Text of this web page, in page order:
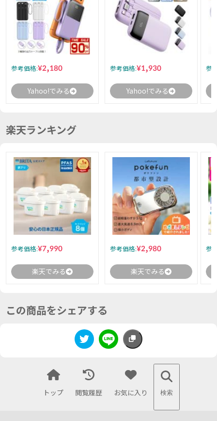
参考価格:¥2,180
Yahoo!でみる
参考価格:¥1,930
Yahoo!でみる
参
楽天ランキング
参考価格:¥7,990
楽天でみる
参考価格:¥2,980
楽天でみる
参
この商品をシェアする
トップ 閲覧履歴 お気に入り 検索